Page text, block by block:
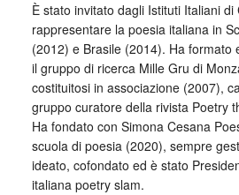
È stato invitato dagli Istituti Italiani di
rappresentare la poesia italiana in
(2012) e Brasile (2014). Ha formato
il gruppo di ricerca Mille Gru di
costituitosi in associazione (2007),
gruppo curatore della rivista Poetry
Ha fondato con Simona Cesana
scuola di poesia (2020), sempre
ideato, cofondato ed è stato
italiana poetry slam.